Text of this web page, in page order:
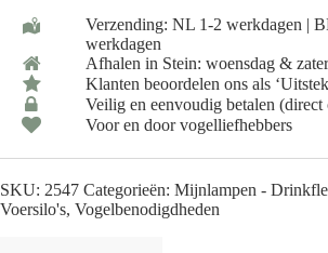
Beige
Verzending: NL 1-2 werkdagen |
werkdagen
Afhalen in Stein: woensdag &
Klanten beoordelen ons als
Veilig en eenvoudig betalen (direct
Voor en door vogelliefhebbers
SKU: 2547 Categorieën: Mijnlampen -
Voersilo's, Vogelbenodigdheden